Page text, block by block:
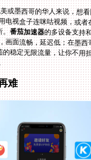
或墨西哥的华人来说，想
电视盒子连咪咕视频，或
。番茄加速器的多设备支持
画面流畅，延迟低；在墨
B站，多端同步不影响。而且番茄的稳
难